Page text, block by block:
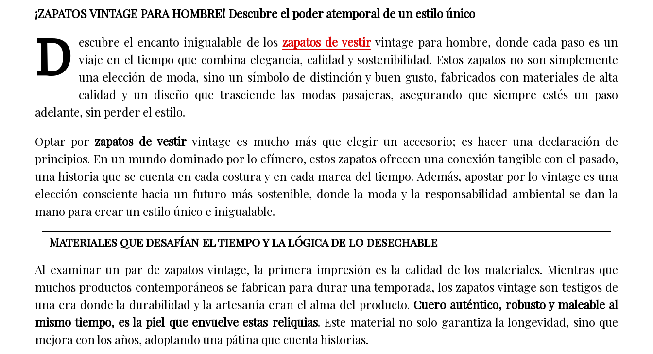
¡ZAPATOS VINTAGE PARA HOMBRE! Descubre el poder atemporal de un estilo único
D escubre el encanto inigualable de los zapatos de vestir vintage para hombre, donde cada paso es un
viaje en el tiempo que combina elegancia, calidad y sostenibilidad. Estos zapatos no son simplemente
una elección de moda, sino un símbolo de distinción y buen gusto, fabricados con materiales de alta
calidad y un diseño que trasciende las modas pasajeras, asegurando que siempre estés un paso
adelante, sin perder el estilo.
Optar por zapatos de vestir vintage es mucho más que elegir un accesorio; es hacer una declaración de
principios. En un mundo dominado por lo efímero, estos zapatos ofrecen una conexión tangible con el pasado,
una historia que se cuenta en cada costura y en cada marca del tiempo. Además, apostar por lo vintage es una
elección consciente hacia un futuro más sostenible, donde la moda y la responsabilidad ambiental se dan la
mano para crear un estilo único e inigualable.
Materiales que desafían el tiempo y la lógica de lo desechable
Al examinar un par de zapatos vintage, la primera impresión es la calidad de los materiales. Mientras que
muchos productos contemporáneos se fabrican para durar una temporada, los zapatos vintage son testigos de
una era donde la durabilidad y la artesanía eran el alma del producto. Cuero auténtico, robusto y maleable al
mismo tiempo, es la piel que envuelve estas reliquias. Este material no solo garantiza la longevidad, sino que
mejora con los años, adoptando una pátina que cuenta historias.